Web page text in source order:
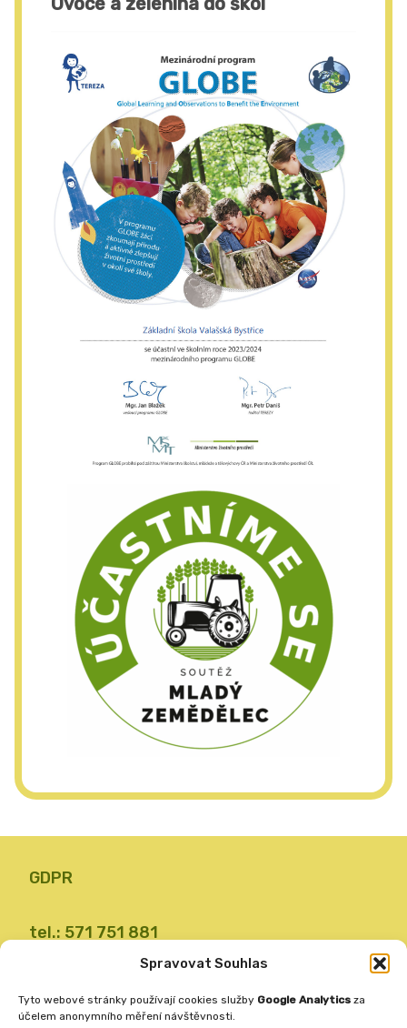
Spravovat Souhlas
Tyto webové stránky používají cookies služby Google Analytics za
účelem anonymního měření návštěvnosti.
GDPR
tel.: 571 751 881
email: zsvalbystrice@zsvb.cz
ID datové schránky: 24dabpx